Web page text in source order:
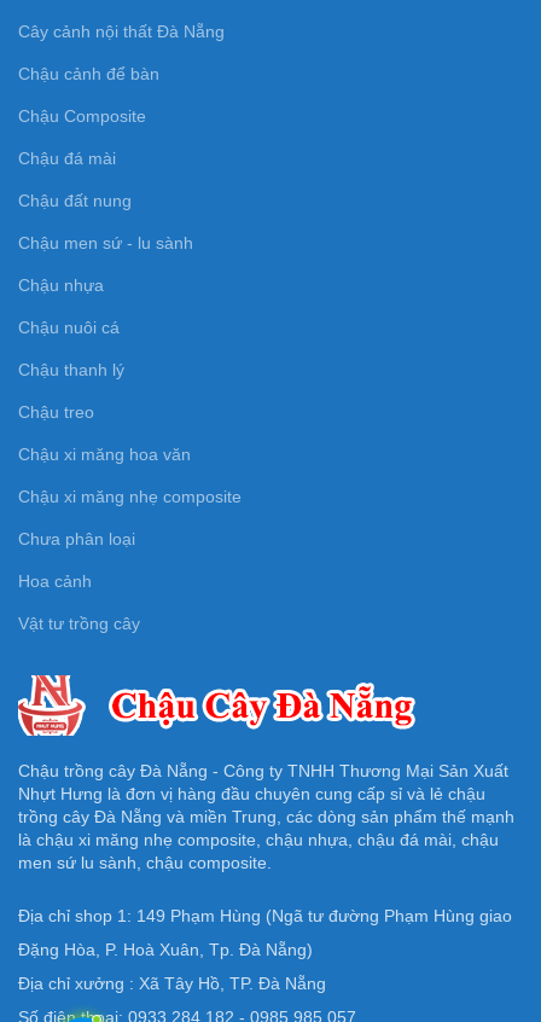
Cây cảnh nội thất Đà Nẵng
Chậu cảnh để bàn
Chậu Composite
Chậu đá mài
Chậu đất nung
Chậu men sứ - lu sành
Chậu nhựa
Chậu nuôi cá
Chậu thanh lý
Chậu treo
Chậu xi măng hoa văn
Chậu xi măng nhẹ composite
Chưa phân loại
Hoa cảnh
Vật tư trồng cây
Chậu trồng cây Đà Nẵng - Công ty TNHH Thương Mại Sản Xuất
Nhựt Hưng là đơn vị hàng đầu chuyên cung cấp sỉ và lẻ chậu
trồng cây Đà Nẵng và miền Trung, các dòng sản phẩm thế mạnh
là chậu xi măng nhẹ composite, chậu nhựa, chậu đá mài, chậu
men sứ lu sành, chậu composite.
Địa chỉ shop 1: 149 Phạm Hùng (Ngã tư đường Phạm Hùng giao
Đặng Hòa, P. Hoà Xuân, Tp. Đà Nẵng)
Địa chỉ xưởng : Xã Tây Hồ, TP. Đà Nẵng
Số điện thoại: 0933.284.182 - 0985.985.057